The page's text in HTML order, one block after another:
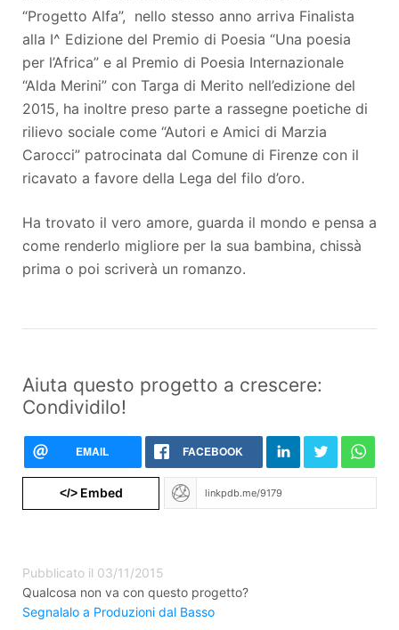
“Progetto Alfa”, nello stesso anno arriva Finalista
alla I^ Edizione del Premio di Poesia “Una poesia
per l’Africa” e al Premio di Poesia Internazionale
“Alda Merini” con Targa di Merito nell’edizione del
2015, ha inoltre preso parte a rassegne poetiche di
rilievo sociale come “Autori e Amici di Marzia
Carocci” patrocinata dal Comune di Firenze con il
ricavato a favore della Lega del filo d’oro.
Ha trovato il vero amore, guarda il mondo e pensa a
come renderlo migliore per la sua bambina, chissà
prima o poi scriverà un romanzo.
Aiuta questo progetto a crescere:
Condividilo!
EMAIL FACEBOOK
</>Embed
Pubblicato il 03/11/2015
Qualcosa non va con questo progetto?
Segnalalo a Produzioni dal Basso